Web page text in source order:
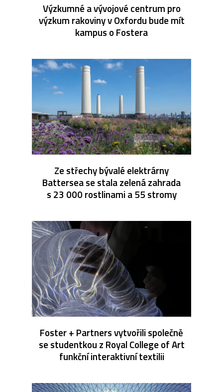
Výzkumné a vývojové centrum pro
výzkum rakoviny v Oxfordu bude mít
kampus o Fostera
Ze střechy bývalé elektrárny
Battersea se stala zelená zahrada
s 23 000 rostlinami a 55 stromy
Foster + Partners vytvořili společně
se studentkou z Royal College of Art
funkční interaktivní textilii